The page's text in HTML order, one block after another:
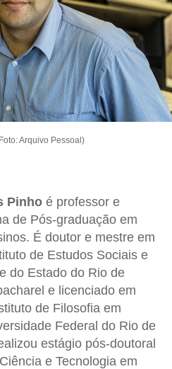
Arquivo Pessoal)
Pinho é professor e
de Pós-graduação em
É doutor e mestre em
de Estudos Sociais e
do Estado do Rio de
e licenciado em
de Filosofia em
Federal do Rio de
estágio pós-doutoral
e Tecnologia em